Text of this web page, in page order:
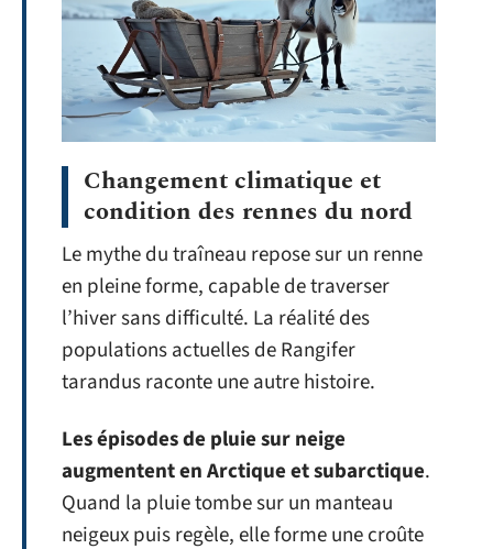
Changement climatique et
condition des rennes du nord
Le mythe du traîneau repose sur un renne
en pleine forme, capable de traverser
l’hiver sans difficulté. La réalité des
populations actuelles de Rangifer
tarandus raconte une autre histoire.
Les épisodes de pluie sur neige
augmentent en Arctique et subarctique.
Quand la pluie tombe sur un manteau
neigeux puis regèle, elle forme une croûte